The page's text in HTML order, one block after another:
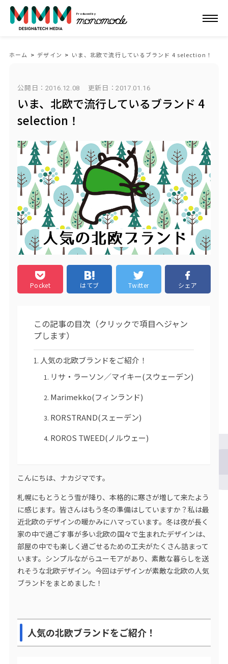
Produced by
ホーム > デザイン > いま、北欧で流行しているブランド 4 selection！
公開日：2016.12.08 更新日：2017.01.16
いま、北欧で流行しているブランド 4
selection！
Pocket はてブ Twitter シェア
この記事の目次（クリックで項目へジャン
プします）
人気の北欧ブランドをご紹介！
リサ・ラーソン／マイキー(スウェーデン)
Marimekko(フィンランド)
RORSTRAND(スェーデン)
ROROS TWEED(ノルウェー)
こんにちは、ナカジマです。
札幌にもとうとう雪が降り、本格的に寒さが増して来たよう
に感じます。皆さんはもう冬の準備はしていますか？私は最
近北欧のデザインの暖かみにハマっています。冬は夜が長く
家の中で過ごす事が多い北欧の国々で生まれたデザインは、
部屋の中でも楽しく過ごせるための工夫がたくさん詰まって
います。シンプルながらユーモアがあり、素敵な暮らしを送
れそうな北欧デザイン。今回はデザインが素敵な北欧の人気
ブランドをまとめました！
人気の北欧ブランドをご紹介！